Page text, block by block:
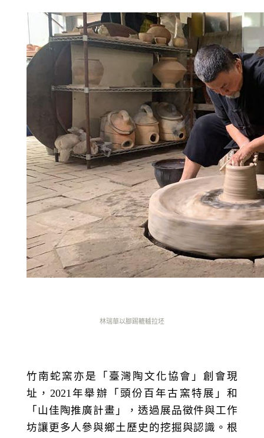
林瑞華以腳踢轆轤拉坯
竹南蛇窯亦是「臺灣陶文化協會」創會現
址，2021年舉辦 「頭份百年古窯特展」和
「山佳陶推廣計畫」，透過展品徵件與工作
坊讓更多人參與鄉土歷史的挖掘與認識。根